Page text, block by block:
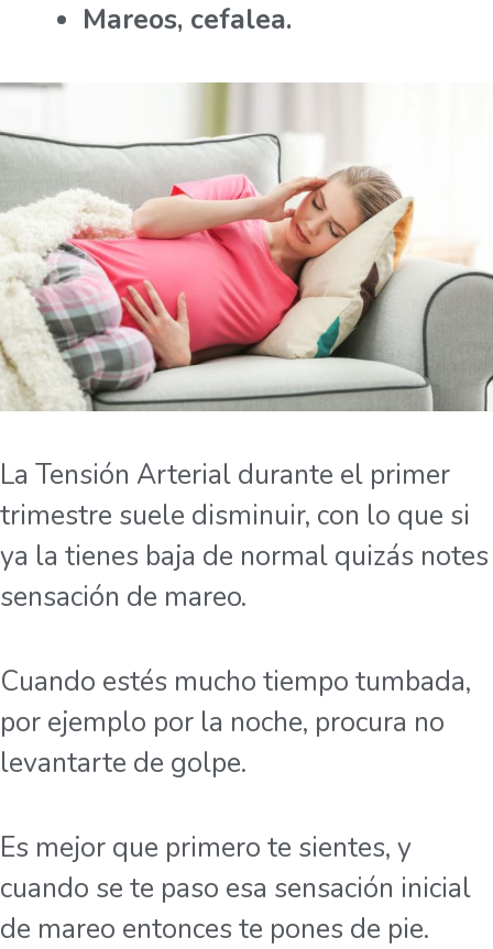
Mareos, cefalea.
La Tensión Arterial durante el primer
trimestre suele disminuir, con lo que si
ya la tienes baja de normal quizás notes
sensación de mareo.
Cuando estés mucho tiempo tumbada,
por ejemplo por la noche, procura no
levantarte de golpe.
Es mejor que primero te sientes, y
cuando se te paso esa sensación inicial
de mareo entonces te pones de pie.